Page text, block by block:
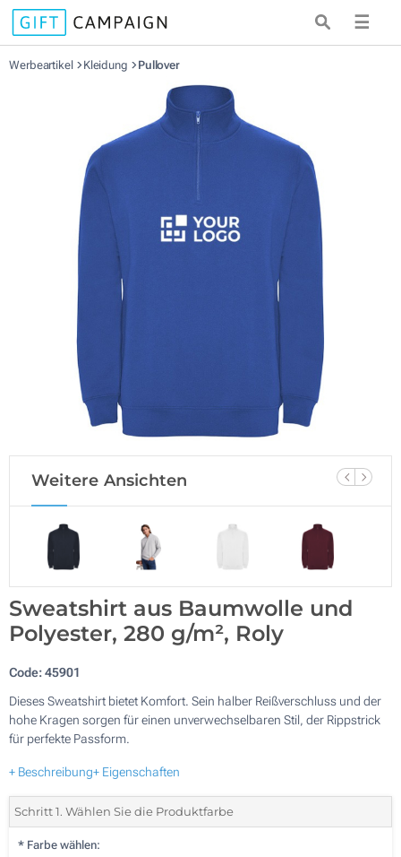
☰
Werbeartikel Kleidung Pullover
Weitere Ansichten
Sweatshirt aus Baumwolle und
Polyester, 280 g/m², Roly
Code:45901
Dieses Sweatshirt bietet Komfort. Sein halber Reißverschluss und der
hohe Kragen sorgen für einen unverwechselbaren Stil, der Rippstrick
für perfekte Passform.
+ Beschreibung+ Eigenschaften
Schritt 1. Wählen Sie die Produktfarbe
* Farbe wählen: